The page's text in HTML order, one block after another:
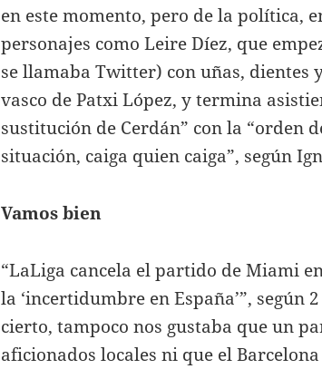
en este momento, pero de la política,
personajes como Leire Díez, que
se llamaba Twitter) con uñas, dientes
vasco de Patxi López, y termina
sustitución de Cerdán” con la “orden
situación, caiga quien caiga”, según
Vamos bien
“LaLiga cancela el partido de Miami
la ‘incertidumbre en España’”, según
cierto, tampoco nos gustaba que un
aficionados locales ni que el